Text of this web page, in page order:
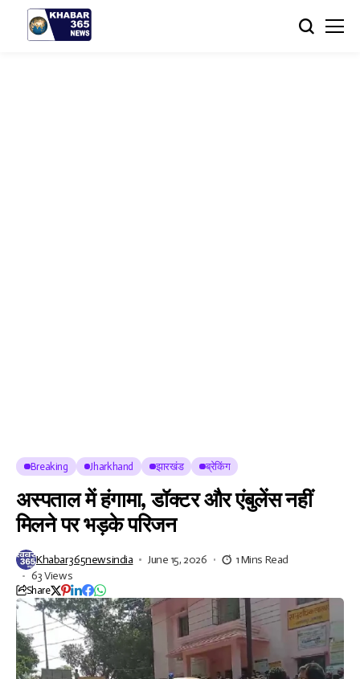
Breaking Jharkhand झारखंड ब्रेकिंग
अस्पताल में हंगामा, डॉक्टर और एंबुलेंस नहीं
मिलने पर भड़के परिजन
Khabar365newsindia June 15, 2026
1 Mins Read
63 Views
Share